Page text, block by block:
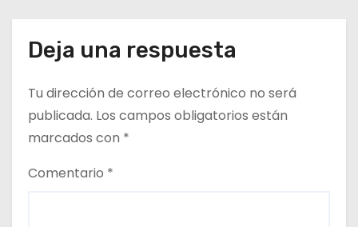
r
a
d
Deja una respuesta
Tu dirección de correo electrónico no será
publicada. Los campos obligatorios están
marcados con *
Comentario *